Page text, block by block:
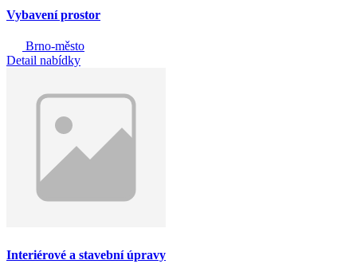
Vybavení prostor
Brno-město
Detail nabídky
Interiérové a stavební úpravy